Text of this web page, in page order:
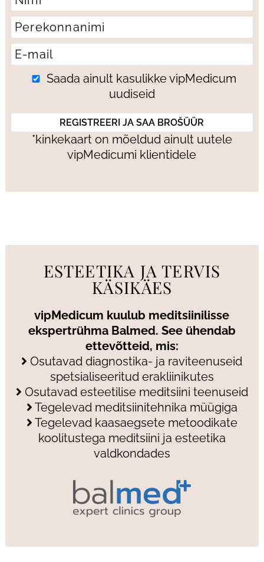
Saada ainult kasulikke vipMedicum
uudiseid
*kinkekaart on mõeldud ainult uutele
vipMedicumi klientidele
ESTEETIKA JA TERVIS
KÄSIKÄES
vipMedicum kuulub meditsiinilisse
ekspertrühma Balmed. See ühendab
ettevõtteid, mis:
Osutavad diagnostika- ja raviteenuseid
spetsialiseeritud erakliinikutes
Osutavad esteetilise meditsiini teenuseid
Tegelevad meditsiinitehnika müügiga
Tegelevad kaasaegsete metoodikate
koolitustega meditsiini ja esteetika
valdkondades